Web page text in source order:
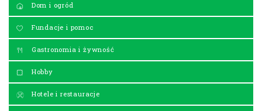
Dom i ogród
Fundacje i pomoc
Gastronomia i żywność
Hobby
Hotele i restauracje